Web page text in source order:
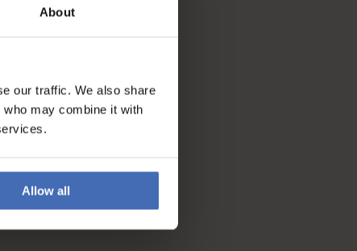
About
our traffic. We also share
may combine it with
Allow all